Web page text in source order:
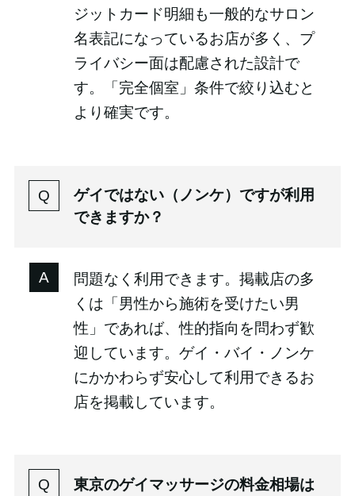
ジットカード明細も一般的なサロン
名表記になっているお店が多く、プ
ライバシー面は配慮された設計で
す。「完全個室」条件で絞り込むと
より確実です。
ゲイではない（ノンケ）ですが利用
できますか？
問題なく利用できます。掲載店の多
くは「男性から施術を受けたい男
性」であれば、性的指向を問わず歓
迎しています。ゲイ・バイ・ノンケ
にかかわらず安心して利用できるお
店を掲載しています。
東京のゲイマッサージの料金相場は